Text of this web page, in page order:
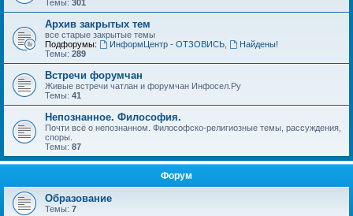
Темы: 301
Архив закрытых тем
все старые закрытые темы
Подфорумы:
ИнформЦентр - ОТЗОВИСЬ,
Найдены!
Темы: 289
Встречи форумчан
Живые встречи чатлан и форумчан Инфосел.Ру
Темы: 41
Непознанное. Философия.
Почти всё о непознанном. Философско-религиозные темы, рассуждения,
споры.
Темы: 87
Форум
Образование
Темы: 7